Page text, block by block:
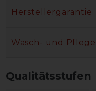
Herstellergarantie
Wasch- und
Qualitätsstufen